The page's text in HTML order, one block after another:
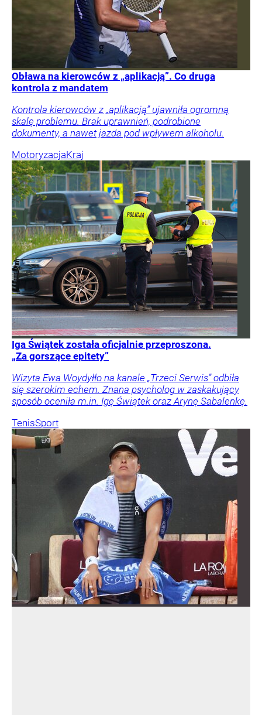
Obława na kierowców z „aplikacją”. Co druga
kontrola z mandatem
Kontrola kierowców z „aplikacją” ujawniła ogromną
skalę problemu. Brak uprawnień, podrobione
dokumenty, a nawet jazda pod wpływem alkoholu.
MotoryzacjaKraj
Iga Świątek została oficjalnie przeproszona.
„Za gorszące epitety”
Wizyta Ewa Woydyłło na kanale „Trzeci Serwis” odbiła
się szerokim echem. Znana psycholog w zaskakujący
sposób oceniła m.in. Igę Świątek oraz Arynę Sabalenkę.
TenisSport